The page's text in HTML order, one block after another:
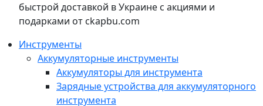
быстрой доставкой в Украине с акциями и
подарками от ckapbu.com
Инструменты
Аккумуляторные инструменты
Аккумуляторы для инструмента
Зарядные устройства для аккумуляторного
инструмента